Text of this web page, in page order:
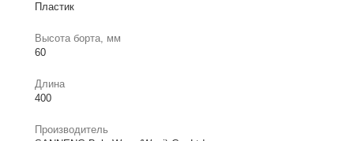
Пластик
Высота борта, мм
60
Длина
400
Производитель